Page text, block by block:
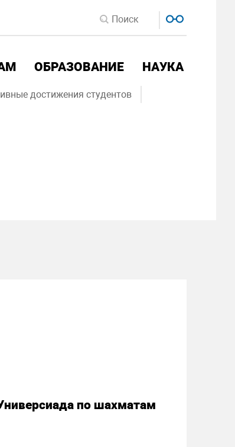
ОБРАЗОВАНИЕ НАУКА
достижения студентов
по шахматам